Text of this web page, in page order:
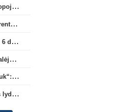
Lietuvos klubų pasirodymai Europoje: patirti pralaimėjimai Kroatijos atstovams
Turo anonsas: tiesioginių konkurentų dvikova Gargžduose
Informacija žiūrovams rugpjūčio 6 d. UEFA rungtynėms
M. Capanas: „Prieš pusmetį negalėjau net įsivaizduoti, kad žaisime prieš „Hajduk“
A. Skerla prieš dvikovą su „Hajduk“: „Tai kito kalibro komanda“
Turo apžvalga: dar vienas naujas lyderis